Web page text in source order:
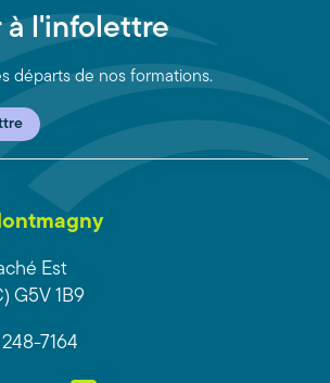
à l'infolettre
départs de nos formations.
Est
G5V 1B9
7164